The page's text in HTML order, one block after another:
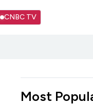
CNBC TV
Most